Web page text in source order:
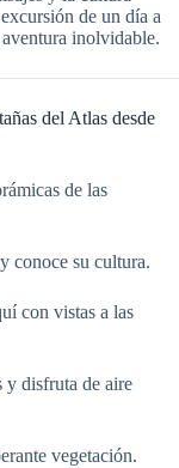
de un día a
inolvidable.
del Atlas desde
de las
conoce su cultura.
con vistas a las
y disfruta de aire
vegetación.